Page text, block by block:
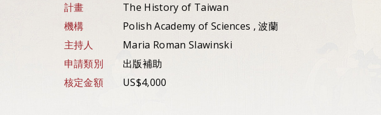
計畫
The History of Taiwan
機構
Polish Academy of Sciences , 波蘭
主持人
Maria Roman Slawinski
申請類別
出版補助
核定金額
US$4,000